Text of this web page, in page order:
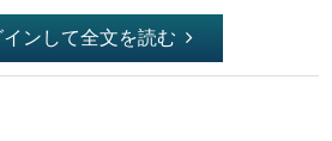
インして全文を読む